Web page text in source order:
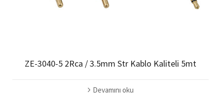
ZE-3040-5 2Rca / 3.5mm Str Kablo Kaliteli 5mt
Devamını oku